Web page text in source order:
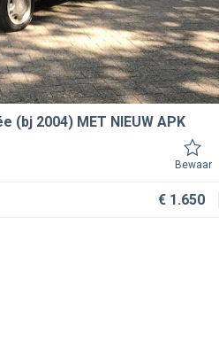
(bj 2004) MET NIEUW APK
Bewaar
€ 1.650